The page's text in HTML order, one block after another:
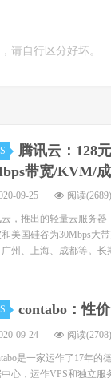
请自行区分好坏。
腾讯云：128
带宽/KVM/
09-25 阅读(2689)
云，推出的轻量云服务
和美国硅谷为30Mbps大
州、上海、成都等。长
contabo：性
09-24 阅读(2708)
是一家运作了17年的
心，运作VPS和独立服